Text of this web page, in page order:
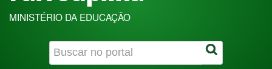
MINISTÉRIO DA EDUCAÇÃO